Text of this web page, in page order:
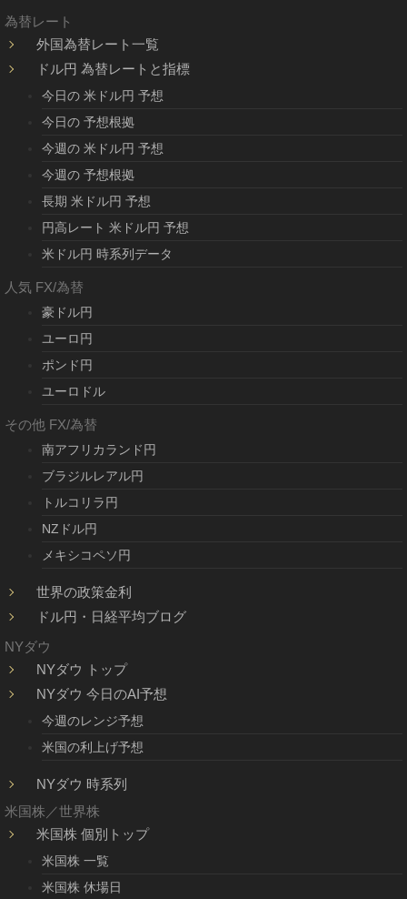
為替レート
外国為替レート一覧
ドル円 為替レートと指標
今日の 米ドル円 予想
今日の 予想根拠
今週の 米ドル円 予想
今週の 予想根拠
長期 米ドル円 予想
円高レート 米ドル円 予想
米ドル円 時系列データ
人気 FX/為替
豪ドル円
ユーロ円
ポンド円
ユーロドル
その他 FX/為替
南アフリカランド円
ブラジルレアル円
トルコリラ円
NZドル円
メキシコペソ円
世界の政策金利
ドル円・日経平均ブログ
NYダウ
NYダウ トップ
NYダウ 今日のAI予想
今週のレンジ予想
米国の利上げ予想
NYダウ 時系列
米国株／世界株
米国株 個別トップ
米国株 一覧
米国株 休場日